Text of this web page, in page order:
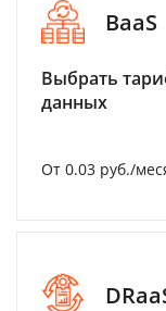
BaaS
Выбрать
данных
От 0.03 руб./